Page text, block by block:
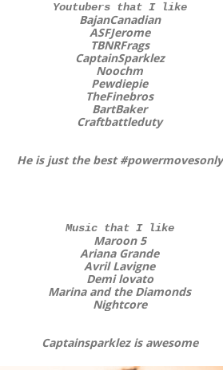
Youtubers that I like
BajanCanadian
ASFJerome
TBNRFrags
CaptainSparklez
Noochm
Pewdiepie
TheFinebros
BartBaker
Craftbattleduty
He is just the best #powermovesonly
Music that I like
Maroon 5
Ariana Grande
Avril Lavigne
Demi lovato
Marina and the Diamonds
Nightcore
Captainsparklez is awesome